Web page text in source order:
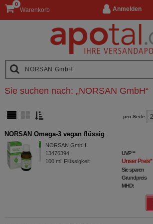
Anmelden
Warenkorb
0
Sie suchen nach: „NORSAN GmbH“
pro Seite
NORSAN Omega-3 vegan flüssig
NORSAN GmbH
13476394
100 ml Flüssigkeit
UVP**
Unser Preis*
Sie sparen
Grundpreis
MHD: